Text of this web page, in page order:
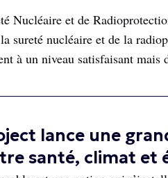
Nucléaire et de
sureté nucléaire et de la
à un niveau satisfaisant mais
lance une
santé, climat et